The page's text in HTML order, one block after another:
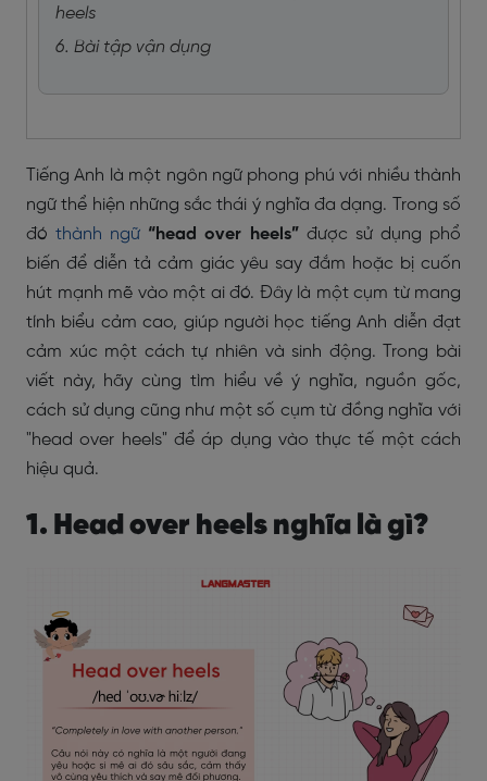
heels
6. Bài tập vận dụng
Tiếng Anh là một ngôn ngữ phong phú với nhiều thành
ngữ thể hiện những sắc thái ý nghĩa đa dạng. Trong số
đóthành ngữ “head over heels”được sử dụng phổ
biến để diễn tả cảm giác yêu say đắm hoặc bị cuốn
hút mạnh mẽ vào một ai đó. Đây là một cụm từ mang
tính biểu cảm cao, giúp người học tiếng Anh diễn đạt
cảm xúc một cách tự nhiên và sinh động. Trong bài
viết này, hãy cùng tìm hiểu về ý nghĩa, nguồn gốc,
cách sử dụng cũng như một số cụm từ đồng nghĩa với
"head over heels" để áp dụng vào thực tế một cách
hiệu quả.
1. Head over heels nghĩa là gì?